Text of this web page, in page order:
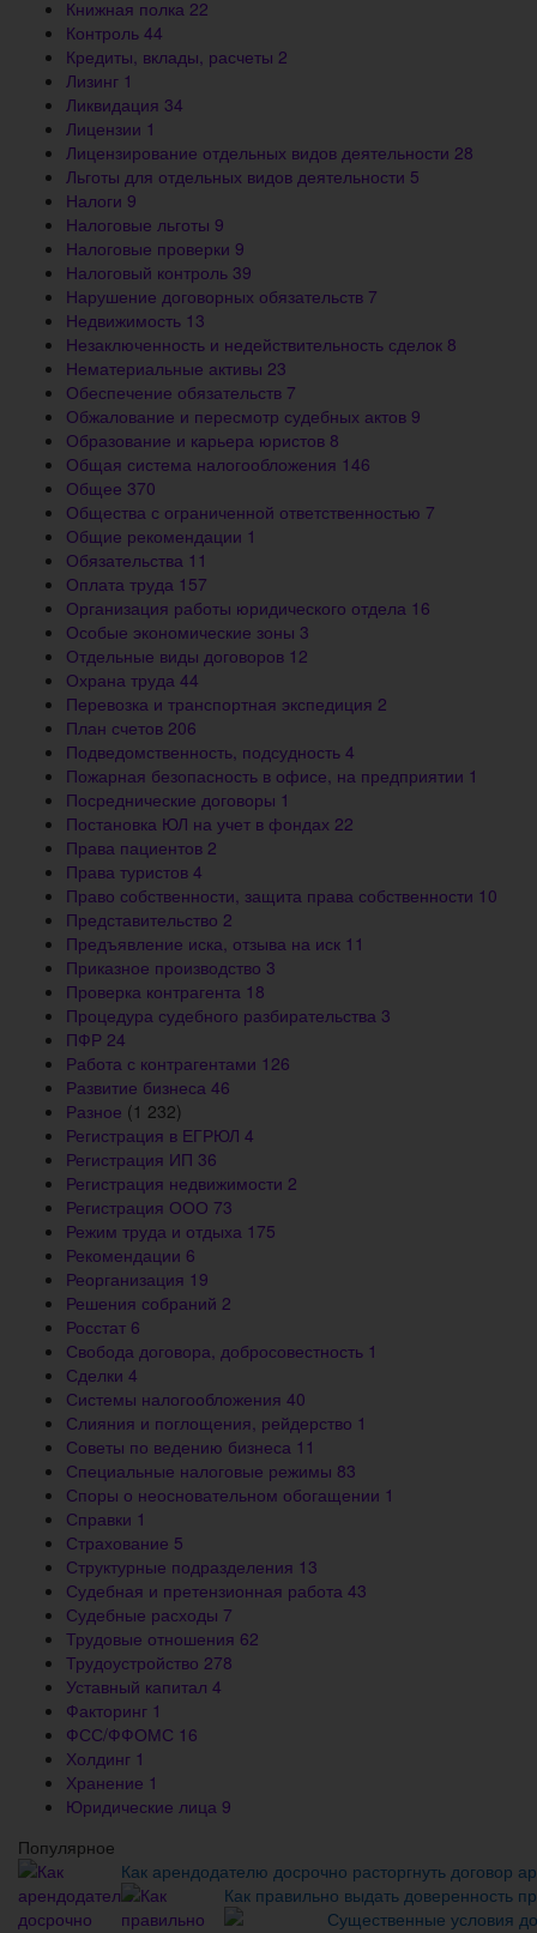
Книжная полка 22
Контроль 44
Кредиты, вклады, расчеты 2
Лизинг 1
Ликвидация 34
Лицензии 1
Лицензирование отдельных видов деятельности 28
Льготы для отдельных видов деятельности 5
Налоги 9
Налоговые льготы 9
Налоговые проверки 9
Налоговый контроль 39
Нарушение договорных обязательств 7
Недвижимость 13
Незаключенность и недействительность сделок 8
Нематериальные активы 23
Обеспечение обязательств 7
Обжалование и пересмотр судебных актов 9
Образование и карьера юристов 8
Общая система налогообложения 146
Общее 370
Общества с ограниченной ответственностью 7
Общие рекомендации 1
Обязательства 11
Оплата труда 157
Организация работы юридического отдела 16
Особые экономические зоны 3
Отдельные виды договоров 12
Охрана труда 44
Перевозка и транспортная экспедиция 2
План счетов 206
Подведомственность, подсудность 4
Пожарная безопасность в офисе, на предприятии 1
Посреднические договоры 1
Постановка ЮЛ на учет в фондах 22
Права пациентов 2
Права туристов 4
Право собственности, защита права собственности 10
Представительство 2
Предъявление иска, отзыва на иск 11
Приказное производство 3
Проверка контрагента 18
Процедура судебного разбирательства 3
ПФР 24
Работа с контрагентами 126
Развитие бизнеса 46
Разное (1 232)
Регистрация в ЕГРЮЛ 4
Регистрация ИП 36
Регистрация недвижимости 2
Регистрация ООО 73
Режим труда и отдыха 175
Рекомендации 6
Реорганизация 19
Решения собраний 2
Росстат 6
Свобода договора, добросовестность 1
Сделки 4
Системы налогообложения 40
Слияния и поглощения, рейдерство 1
Советы по ведению бизнеса 11
Специальные налоговые режимы 83
Споры о неосновательном обогащении 1
Справки 1
Страхование 5
Структурные подразделения 13
Судебная и претензионная работа 43
Судебные расходы 7
Трудовые отношения 62
Трудоустройство 278
Уставный капитал 4
Факторинг 1
ФСС/ФФОМС 16
Холдинг 1
Хранение 1
Юридические лица 9
Популярное
Как арендодателю досрочно расторгнуть договор
Как правильно выдать доверенность
Существенные условия